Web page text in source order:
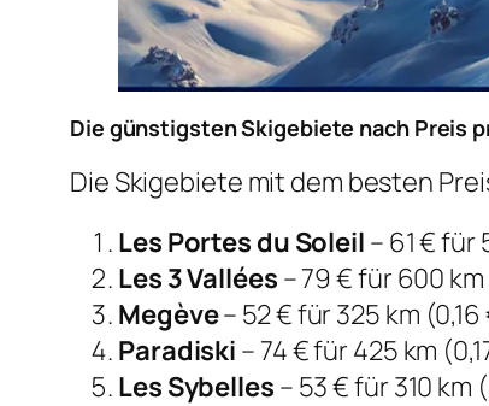
Die günstigsten Skigebiete nach Preis
Die Skigebiete mit dem besten
Les Portes du Soleil – 61 € für
Les 3 Vallées – 79 € für 600
Megève– 52 € für 325 km
Paradiski – 74 € für 425 km
Les Sybelles – 53 € für 310 km